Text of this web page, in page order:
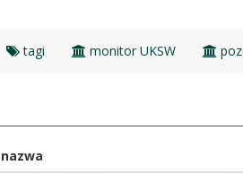
tagi monitor UKSW
nazwa